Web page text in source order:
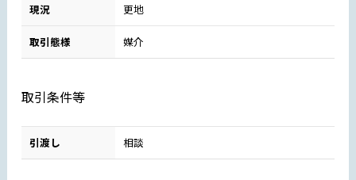
現況 更地
取引態様 媒介
取引条件等
引渡し 相談